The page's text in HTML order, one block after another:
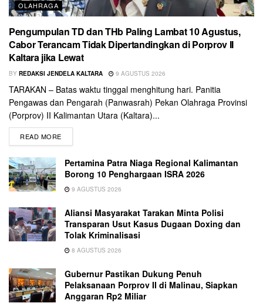
OLAHRAGA
Pengumpulan TD dan THb Paling Lambat 10 Agustus,
Cabor Terancam Tidak Dipertandingkan di Porprov II
Kaltara jika Lewat
BY REDAKSI JENDELA KALTARA 9 AGUSTUS 2026
TARAKAN – Batas waktu tinggal menghitung hari. Panitia
Pengawas dan Pengarah (Panwasrah) Pekan Olahraga Provinsi
(Porprov) II Kalimantan Utara (Kaltara)...
READ MORE
Pertamina Patra Niaga Regional Kalimantan
Borong 10 Penghargaan ISRA 2026
9 AGUSTUS 2026
Aliansi Masyarakat Tarakan Minta Polisi
Transparan Usut Kasus Dugaan Doxing dan
Tolak Kriminalisasi
8 AGUSTUS 2026
Gubernur Pastikan Dukung Penuh
Pelaksanaan Porprov II di Malinau, Siapkan
Anggaran Rp2 Miliar